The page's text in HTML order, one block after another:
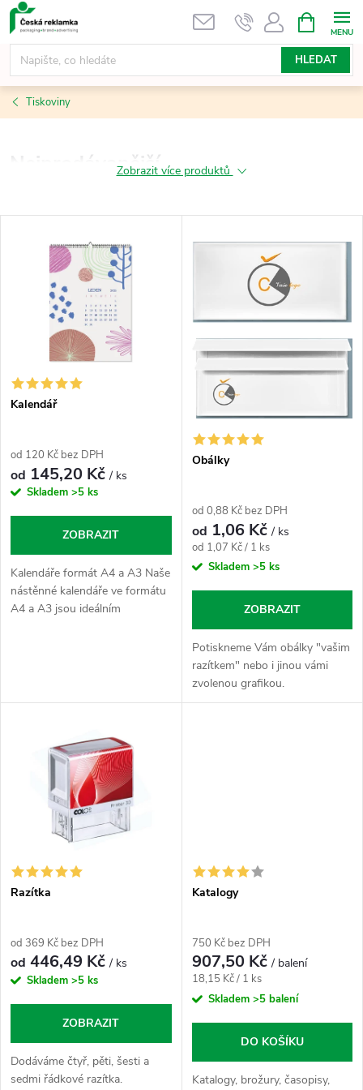
Přejít
na
obsah
HLEDAT
NÁKUPNÍ
KOŠÍK
Tiskoviny
NejprodávanějšíZobrazit více produktů
s
r
o
d
u
Kalendář
od 120 Kč bez DPH
od 145,20 Kč/ ks
Skladem >5 ks
ZOBRAZIT
Kalendáře formát A4 a A3 Naše
nástěnné kalendáře ve formátu
A4 a A3 jsou ideálním
Obálky
od 0,88 Kč bez DPH
od 1,06 Kč/ ks
Měrná
cena:
od 1,07 Kč / 1 ks
Skladem >5 ks
ZOBRAZIT
Potiskneme Vám obálky "vašim
razítkem" nebo i jinou vámi
zvolenou grafikou.
Razítka
od 369 Kč bez DPH
od 446,49 Kč/ ks
Skladem >5 ks
ZOBRAZIT
Dodáváme čtyř, pěti, šesti a
sedmi řádkové razítka.
Katalogy
750 Kč bez DPH
907,50 Kč/ balení
Měrná
cena:
18,15 Kč / 1 ks
Skladem >5 balení
DO KOŠÍKU
Katalogy, brožury, časopisy,